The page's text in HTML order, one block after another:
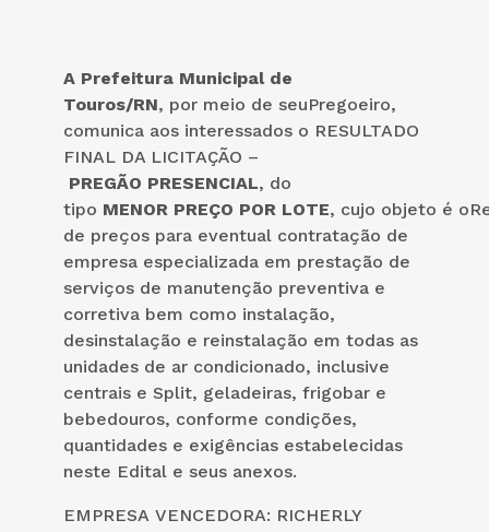
A Prefeitura Municipal de
Touros/RN, por meio de seuPregoeiro,
comunica aos interessados o RESULTADO
FINAL DA LICITAÇÃO –
PREGÃO PRESENCIAL, do
tipo MENOR PREÇO POR LOTE, cujo objeto é
de preços para eventual contratação de
empresa especializada em prestação de
serviços de manutenção preventiva e
corretiva bem como instalação,
desinstalação e reinstalação em todas as
unidades de ar condicionado, inclusive
centrais e Split, geladeiras, frigobar e
bebedouros, conforme condições,
quantidades e exigências estabelecidas
neste Edital e seus anexos.
EMPRESA VENCEDORA: RICHERLY